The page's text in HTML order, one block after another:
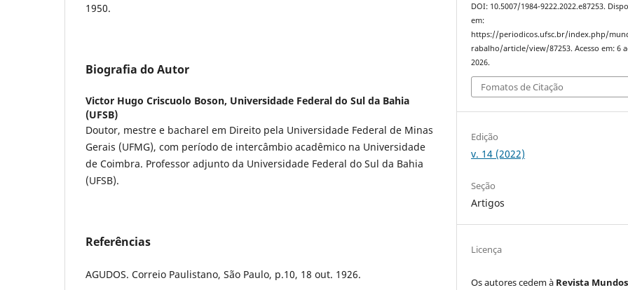
1950.
Biografia do Autor
Victor Hugo Criscuolo Boson, Universidade Federal do Sul da Bahia
(UFSB)
Doutor, mestre e bacharel em Direito pela Universidade Federal de Minas
Gerais (UFMG), com período de intercâmbio acadêmico na Universidade
de Coimbra. Professor adjunto da Universidade Federal do Sul da Bahia
(UFSB).
Referências
AGUDOS. Correio Paulistano, São Paulo, p.10, 18 out. 1926.
DOI: 10.5007/1984-9222.2022.e87253.
em:
https://periodicos.ufsc.br/index.php/
rabalho/article/view/87253. Acesso em: 6
2026.
Fomatos de Citação
Edição
v. 14 (2022)
Seção
Artigos
Licença
Os autores cedem à Revista